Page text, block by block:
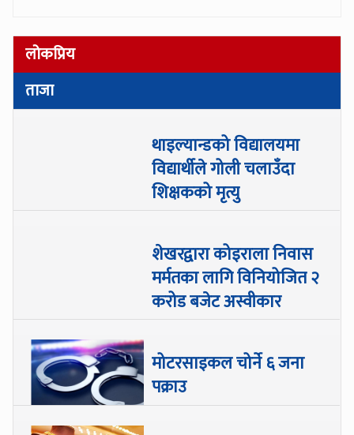
लोकप्रिय
ताजा
थाइल्यान्डको विद्यालयमा
विद्यार्थीले गोली चलाउँदा
शिक्षकको मृत्यु
शेखरद्वारा कोइराला निवास
मर्मतका लागि विनियोजित २
करोड बजेट अस्वीकार
मोटरसाइकल चोर्ने ६ जना
पक्राउ